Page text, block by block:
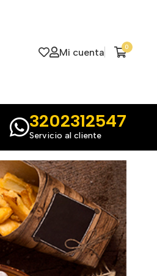
Mi cuenta 0
3202312547
Servicio al cliente